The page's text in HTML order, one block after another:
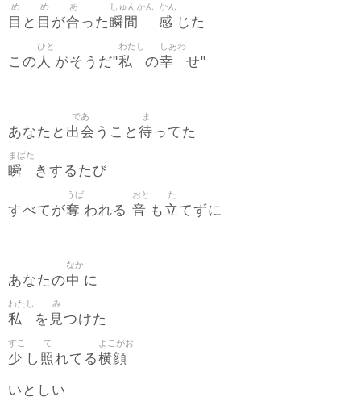
目
め
と 目
め
が合
あ
った瞬間
しゅんかん
感
かん
じた
この 人
ひと
がそうだ"私
わたし
の幸
しあわ
せ"
あなたと 出会
であ
うこと 待
ま
ってた
瞬
まばた
きするたび
すべてが奪
うば
われる 音
おと
も 立
た
てずに
あなたの中
なか
に
私
わたし
を 見
み
つけた
少
すこ
し 照
て
れてる横顔
よこがお
いとしい